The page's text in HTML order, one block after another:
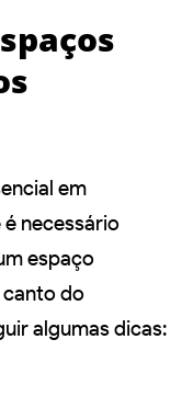
em
necessário
espaço
do
algumas dicas: